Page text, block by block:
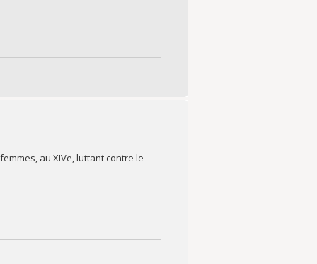
au XIVe, luttant contre le